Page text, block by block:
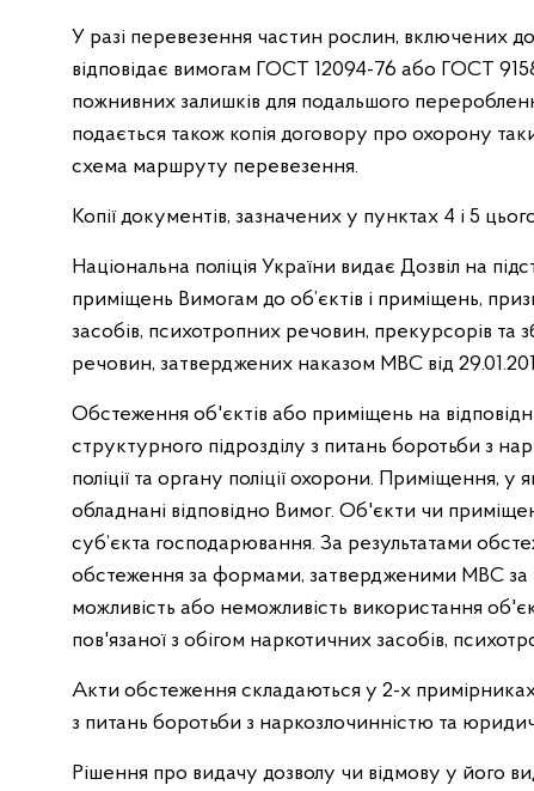
У разі перевезення частин рослин, включених
відповідає вимогам ГОСТ 12094-76 або ГОСТ
пожнивних залишків для подальшого
подається також копія договору про охорону
схема маршруту перевезення.
Копії документів, зазначених у пунктах 4 і 5
Національна поліція України видає Дозвіл на
приміщень Вимогам до об’єктів і приміщень,
засобів, психотропних речовин, прекурсорів та
речовин, затверджених наказом МВС від
Обстеження об'єктів або приміщень на
структурного підрозділу з питань боротьби з
поліції та органу поліції охорони. Приміщення,
обладнані відповідно Вимог. Об'єкти чи
суб’єкта господарювання. За результатами
обстеження за формами, затвердженими МВС за
можливість або неможливість використання
пов'язаної з обігом наркотичних засобів,
Акти обстеження складаються у 2-х
з питань боротьби з наркозлочинністю та
Рішення про видачу дозволу чи відмову у його